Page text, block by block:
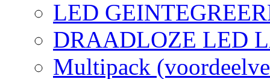
LED
DRAADLOZE LED
Multipack